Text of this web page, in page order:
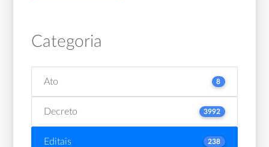
Categoria
Ato 8
Decreto 3992
Editais 238